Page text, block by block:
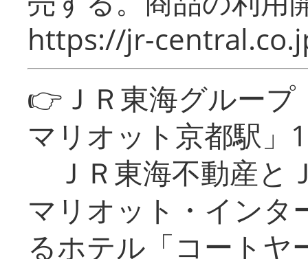
https://jr-
👉ＪＲ東海グルー
マリオット京都駅」
ＪＲ東海不動産と
マリオット・インタ
るホテル「コートヤ